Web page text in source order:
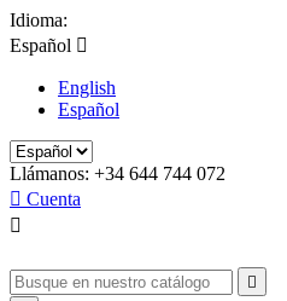
Idioma:
Español 
English
Español
Llámanos: +34 644 744 072
 Cuenta

